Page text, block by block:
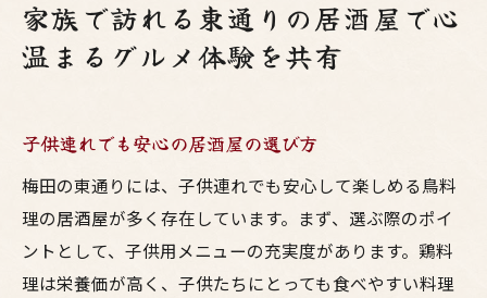
家族で訪れる東通りの居酒屋で心
温まるグルメ体験を共有
子供連れでも安心の居酒屋の選び方
梅田の東通りには、子供連れでも安心して楽しめる鳥料
理の居酒屋が多く存在しています。まず、選ぶ際のポイ
ントとして、子供用メニューの充実度があります。鶏料
理は栄養価が高く、子供たちにとっても食べやすい料理